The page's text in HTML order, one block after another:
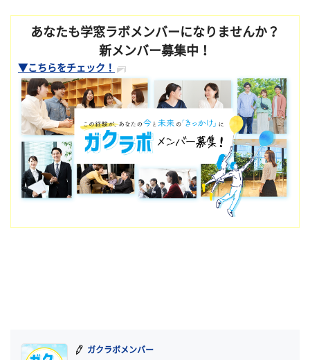
あなたも学窓ラボメンバーになりませんか？
新メンバー募集中！
▼こちらをチェック！
ガクラボメンバー